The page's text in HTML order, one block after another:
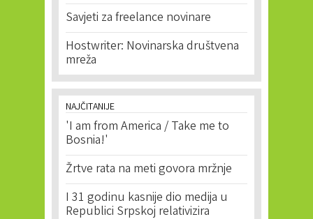
Savjeti za freelance novinare
Hostwriter: Novinarska društvena
mreža
NAJČITANIJE
'I am from America / Take me to
Bosnia!'
Žrtve rata na meti govora mržnje
I 31 godinu kasnije dio medija u
Republici Srpskoj relativizira